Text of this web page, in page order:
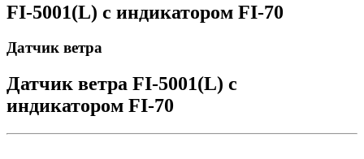
FI-5001(L) c индикатором FI-70
Датчик ветра
Датчик ветра FI-5001(L) с
индикатором FI-70